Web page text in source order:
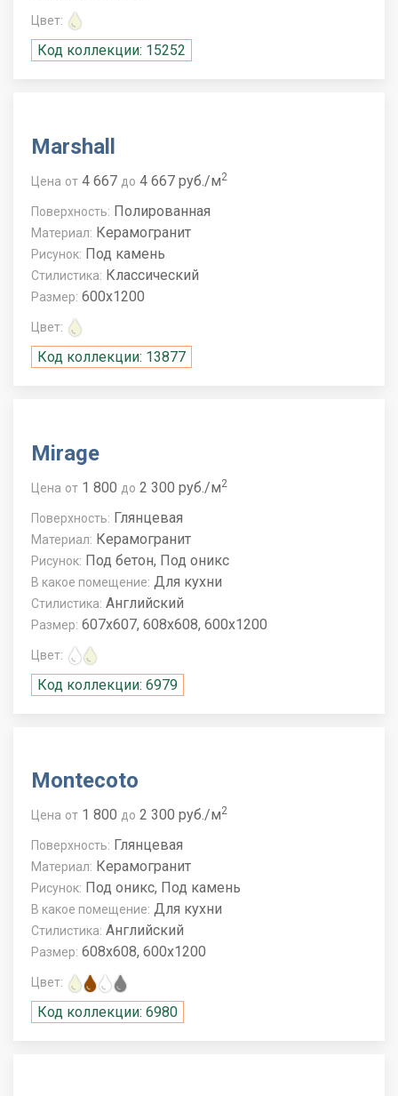
Цвет:
Код коллекции: 15252
Marshall
Цена от 4 667 до 4 667 руб./м2
Поверхность: Полированная
Материал: Керамогранит
Рисунок: Под камень
Стилистика: Классический
Размер: 600x1200
Цвет:
Код коллекции: 13877
Mirage
Цена от 1 800 до 2 300 руб./м2
Поверхность: Глянцевая
Материал: Керамогранит
Рисунок: Под бетон, Под оникс
В какое помещение: Для кухни
Стилистика: Английский
Размер: 607x607, 608x608, 600x1200
Цвет:
Код коллекции: 6979
Montecoto
Цена от 1 800 до 2 300 руб./м2
Поверхность: Глянцевая
Материал: Керамогранит
Рисунок: Под оникс, Под камень
В какое помещение: Для кухни
Стилистика: Английский
Размер: 608x608, 600x1200
Цвет:
Код коллекции: 6980